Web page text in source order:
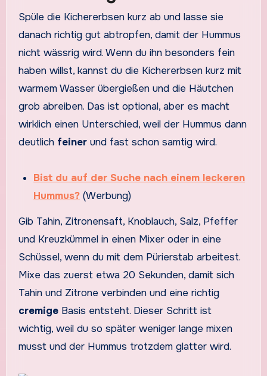
Spüle die Kichererbsen kurz ab und lasse sie
danach richtig gut abtropfen, damit der Hummus
nicht wässrig wird. Wenn du ihn besonders fein
haben willst, kannst du die Kichererbsen kurz mit
warmem Wasser übergießen und die Häutchen
grob abreiben. Das ist optional, aber es macht
wirklich einen Unterschied, weil der Hummus dann
deutlich feinerund fast schon samtig wird.
Bist du auf der Suche nach einem leckeren
Hummus? (Werbung)
Gib Tahin, Zitronensaft, Knoblauch, Salz, Pfeffer
und Kreuzkümmel in einen Mixer oder in eine
Schüssel, wenn du mit dem Pürierstab arbeitest.
Mixe das zuerst etwa 20 Sekunden, damit sich
Tahin und Zitrone verbinden und eine richtig
cremigeBasis entsteht. Dieser Schritt ist
wichtig, weil du so später weniger lange mixen
musst und der Hummus trotzdem glatter wird.